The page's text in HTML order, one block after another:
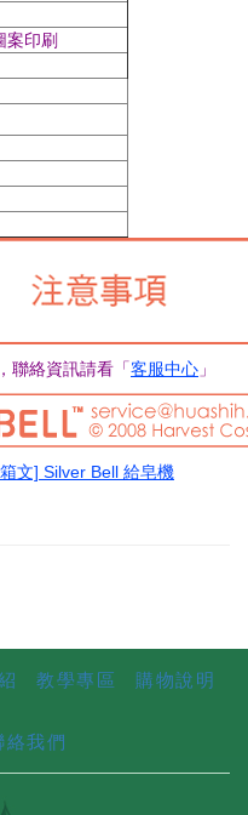
案印刷
聯絡資訊請看「客服中心 」
文] Silver Bell 給皂機
教學專區 購物說明
絡我們